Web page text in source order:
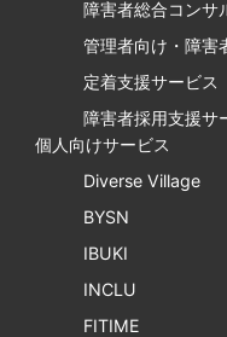
障害者総合コンサ
管理者向け・障害
定着支援サービス
障害者採用支援サ
個人向けサービス
Diverse Village
BYSN
IBUKI
INCLU
FITIME